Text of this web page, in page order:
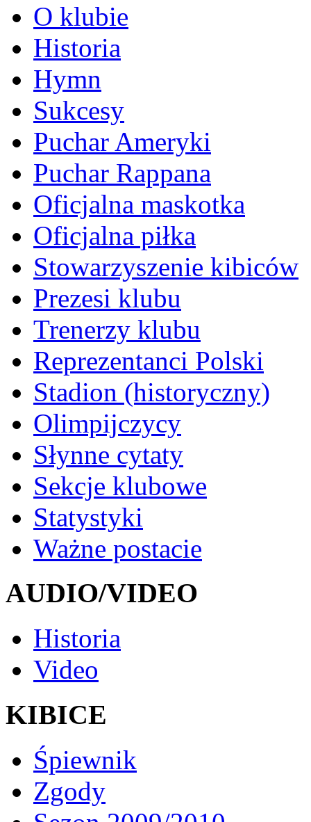
O klubie
Historia
Hymn
Sukcesy
Puchar Ameryki
Puchar Rappana
Oficjalna maskotka
Oficjalna piłka
Stowarzyszenie kibiców
Prezesi klubu
Trenerzy klubu
Reprezentanci Polski
Stadion (historyczny)
Olimpijczycy
Słynne cytaty
Sekcje klubowe
Statystyki
Ważne postacie
AUDIO/VIDEO
Historia
Video
KIBICE
Śpiewnik
Zgody